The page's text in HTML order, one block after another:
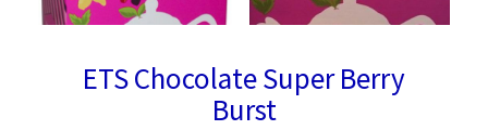
ETS Chocolate Super Berry
Burst